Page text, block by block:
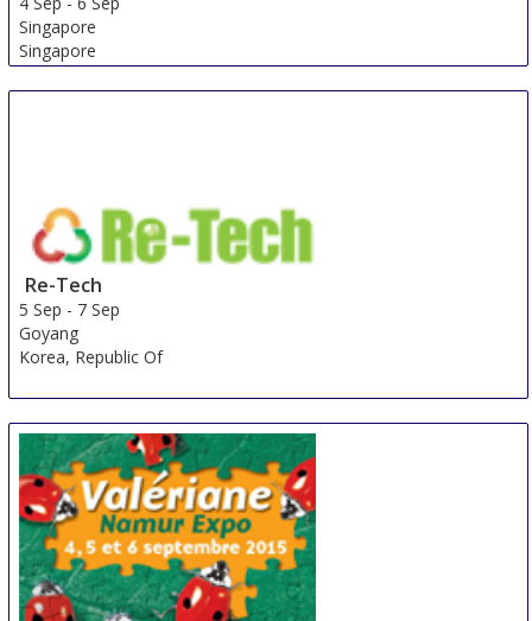
Singapore
Singapore
Re-Tech
5 Sep - 7 Sep
Goyang
Korea, Republic Of